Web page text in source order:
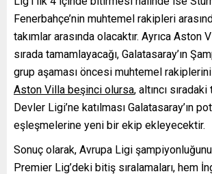
Fenerbahçe’nin muhtemel rakipleri
takımlar arasında olacaktır. Ayrıca Aston
sırada tamamlayacağı, Galatasaray’ın
grup aşaması öncesi muhtemel
Aston Villa beşinci olursa, altıncı
Devler Ligi’ne katılması Galatasaray’ın
eşleşmelerine yeni bir ekip ekleyecektir.
Sonuç olarak, Avrupa Ligi
Premier Lig’deki bitiş sıralamaları, hem